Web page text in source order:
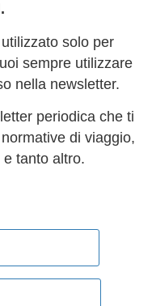
solo per
sempre utilizzare
nella newsletter.
periodica che ti
di viaggio,
tanto altro.